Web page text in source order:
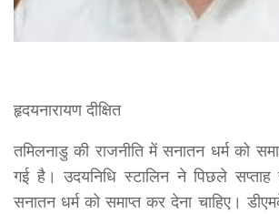
हृदयनारायण दीक्षित
तमिलनाडु की राजनीति में सनातन धर्म को
गई है। उदयनिधि स्टालिन ने पिछले
सनातन धर्म को समाप्त कर देना चाहिए।